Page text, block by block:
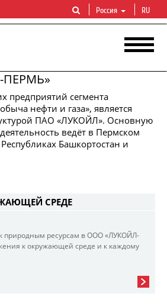
Россия RU
предприятий сегмента
нефти и газа», является
ПАО «ЛУКОЙЛ». Основную
ведёт в Пермском
Башкортостан и
СРЕДЕ
природным ресурсам в ООО «ЛУКОЙЛ-
к окружающей среде и к каждому